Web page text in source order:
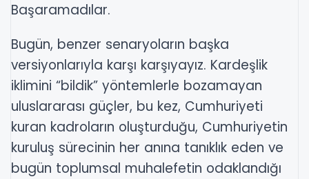
Başaramadılar.
Bugün, benzer senaryoların başka
versiyonlarıyla karşı karşıyayız. Kardeşlik
iklimini “bildik” yöntemlerle bozamayan
uluslararası güçler, bu kez, Cumhuriyeti
kuran kadroların oluşturduğu, Cumhuriyetin
kuruluş sürecinin her anına tanıklık eden ve
bugün toplumsal muhalefetin odaklandığı